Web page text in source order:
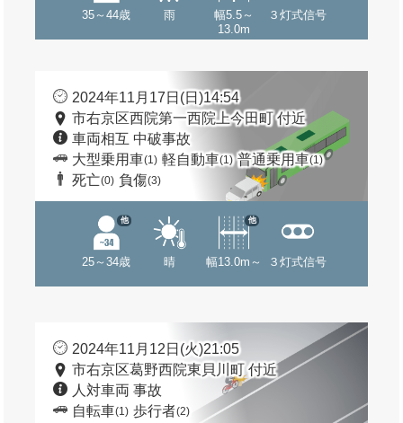
35～44歳 雨
幅5.5～
13.0m
３灯式信号
2024年11月17日(日)14:54
市右京区西院第一西院上今田町 付近
車両相互 中破事故
大型乗用車(1) 軽自動車(1) 普通乗用車(1)
死亡(0) 負傷(3)
25～34歳
他
晴 幅13.0m～
他
３灯式信号
2024年11月12日(火)21:05
市右京区葛野西院東貝川町 付近
人対車両 事故
自転車(1) 歩行者(2)